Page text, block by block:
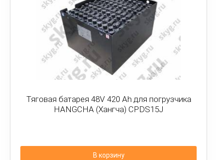
Тяговая батарея 48V 420 Ah для погрузчика
HANGCHA (Хангча) CPDS15J
В корзину